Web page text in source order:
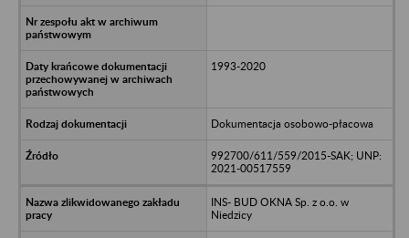
1993-2020
Dokumentacja osobowo-płacowa
992700/611/559/2015-SAK; UNP:
2021-00517559
INS- BUD OKNA Sp. z o.o. w
Niedzicy